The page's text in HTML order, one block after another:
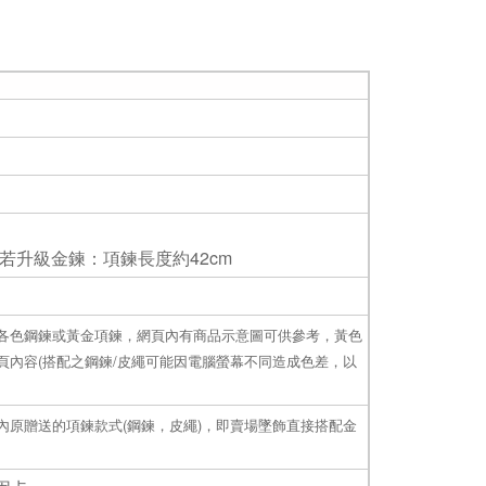
升級金鍊：項鍊長度約42cm
鋼鍊或黃金項鍊，網頁內有商品示意圖可供參考，黃色
容(搭配之鋼鍊/皮繩可能因電腦螢幕不同造成色差，以
贈送的項鍊款式(鋼鍊，皮繩)，即賣場墜飾直接搭配金